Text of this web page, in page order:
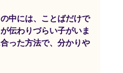
中には、ことばだけで
伝わりづらい子がいま
った方法で、分かりや